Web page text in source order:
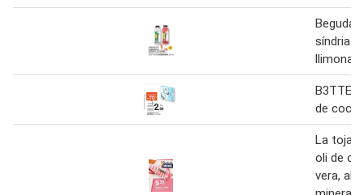
Beguda
síndria
llimona
B3TTER
de coco
La toja -
oli de
vera,